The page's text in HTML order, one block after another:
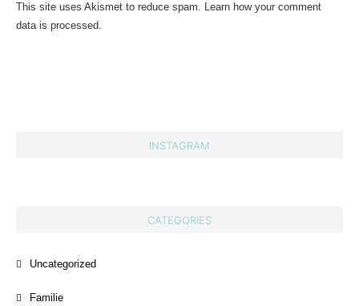
This site uses Akismet to reduce spam. Learn how your comment
data is processed.
INSTAGRAM
CATEGORIES
Uncategorized
Familie